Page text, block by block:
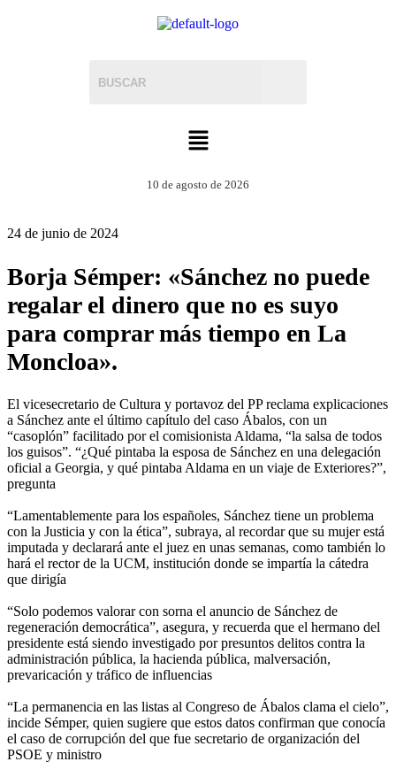
10 de agosto de 2026
24 de junio de 2024
Borja Sémper: «Sánchez no puede
regalar el dinero que no es suyo
para comprar más tiempo en La
Moncloa».
El vicesecretario de Cultura y portavoz del PP reclama explicaciones
a Sánchez ante el último capítulo del caso Ábalos, con un
“casoplón” facilitado por el comisionista Aldama, “la salsa de todos
los guisos”. “¿Qué pintaba la esposa de Sánchez en una delegación
oficial a Georgia, y qué pintaba Aldama en un viaje de Exteriores?”,
pregunta
“Lamentablemente para los españoles, Sánchez tiene un problema
con la Justicia y con la ética”, subraya, al recordar que su mujer está
imputada y declarará ante el juez en unas semanas, como también lo
hará el rector de la UCM, institución donde se impartía la cátedra
que dirigía
“Solo podemos valorar con sorna el anuncio de Sánchez de
regeneración democrática”, asegura, y recuerda que el hermano del
presidente está siendo investigado por presuntos delitos contra la
administración pública, la hacienda pública, malversación,
prevaricación y tráfico de influencias
“La permanencia en las listas al Congreso de Ábalos clama el cielo”,
incide Sémper, quien sugiere que estos datos confirman que conocía
el caso de corrupción del que fue secretario de organización del
PSOE y ministro